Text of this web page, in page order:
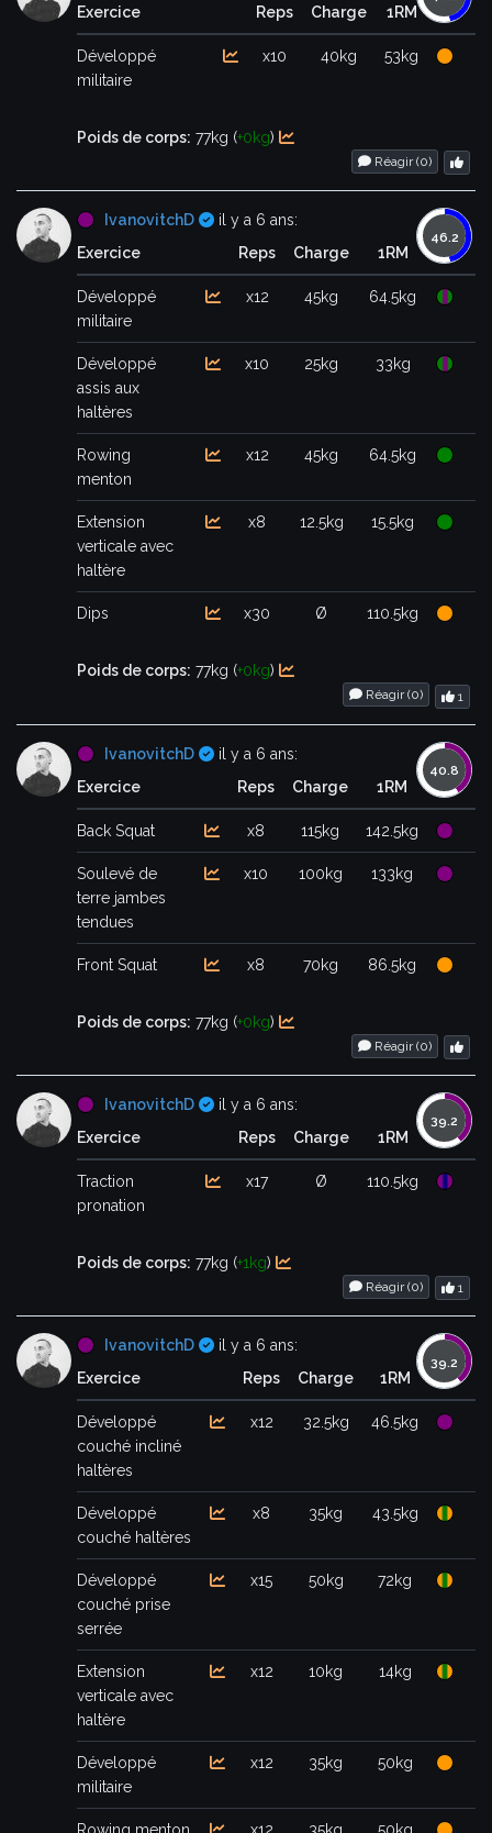
Exercice
Reps Charge 1RM
Développé
militaire
x10 40kg 53kg
Poids de corps: 77kg (+0kg)
Réagir (0)
IvanovitchD Certifié
il y a 6 ans:
Exercice
Reps Charge 1RM
Développé
militaire
x12 45kg 64.5kg
Développé
assis aux
haltères
x10 25kg 33kg
Rowing
menton
x12 45kg 64.5kg
Extension
verticale avec
haltère
x8 12.5kg 15.5kg
Dips x30 Ø 110.5kg
Poids de corps: 77kg (+0kg)
1
Réagir (0)
IvanovitchD Certifié
il y a 6 ans:
Exercice
Reps Charge 1RM
Back Squat x8 115kg 142.5kg
Soulevé de
terre jambes
tendues
x10 100kg 133kg
Front Squat x8 70kg 86.5kg
Poids de corps: 77kg (+0kg)
Réagir (0)
IvanovitchD Certifié
il y a 6 ans:
Exercice
Reps Charge 1RM
Traction
pronation
x17 Ø 110.5kg
Poids de corps: 77kg (+1kg)
1
Réagir (0)
IvanovitchD Certifié
il y a 6 ans:
Exercice
Reps Charge 1RM
Développé
couché incliné
haltères
x12 32.5kg 46.5kg
Développé
couché haltères
x8 35kg 43.5kg
Développé
couché prise
serrée
x15 50kg 72kg
Extension
verticale avec
haltère
x12 10kg 14kg
Développé
militaire
x12 35kg 50kg